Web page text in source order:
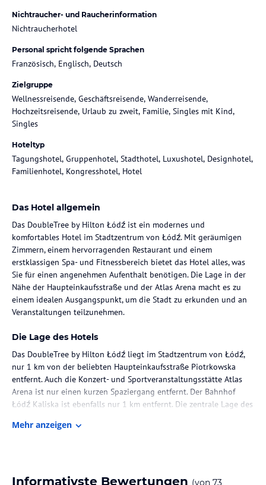
Nichtraucher- und Raucherinformation
Nichtraucherhotel
Personal spricht folgende Sprachen
Französisch, Englisch, Deutsch
Zielgruppe
Wellnessreisende, Geschäftsreisende, Wanderreisende,
Hochzeitsreisende, Urlaub zu zweit, Familie, Singles mit Kind,
Singles
Hoteltyp
Tagungshotel, Gruppenhotel, Stadthotel, Luxushotel, Designhotel,
Familienhotel, Kongresshotel, Hotel
Das Hotel allgemein
Das DoubleTree by Hilton Łódź ist ein modernes und
komfortables Hotel im Stadtzentrum von Łódź. Mit geräumigen
Zimmern, einem hervorragenden Restaurant und einem
erstklassigen Spa- und Fitnessbereich bietet das Hotel alles, was
Sie für einen angenehmen Aufenthalt benötigen. Die Lage in der
Nähe der Haupteinkaufsstraße und der Atlas Arena macht es zu
einem idealen Ausgangspunkt, um die Stadt zu erkunden und an
Veranstaltungen teilzunehmen.
Die Lage des Hotels
Das DoubleTree by Hilton Łódź liegt im Stadtzentrum von Łódź,
nur 1 km von der beliebten Haupteinkaufsstraße Piotrkowska
entfernt. Auch die Konzert- und Sportveranstaltungsstätte Atlas
Arena ist nur einen kurzen Spaziergang entfernt. Der Bahnhof
Łódź Kaliska ist ebenfalls nur 1 km entfernt. Die zentrale Lage des
Stadt bequem zu erreichen und das pulsierende Stadtzentrum zu
Mehr anzeigen
Informativste Bewertungen (von 73